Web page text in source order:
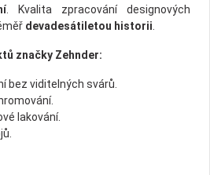
. Kvalita zpracování designových
devadesátiletou historii
značky Zehnder:
bez viditelných svárů.
lakování.